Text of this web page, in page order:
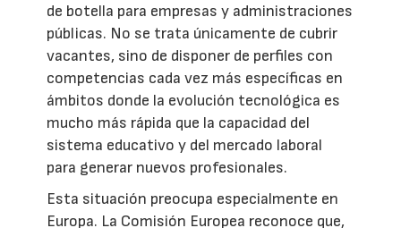
de botella para empresas y administraciones
públicas. No se trata únicamente de cubrir
vacantes, sino de disponer de perfiles con
competencias cada vez más específicas en
ámbitos donde la evolución tecnológica es
mucho más rápida que la capacidad del
sistema educativo y del mercado laboral
para generar nuevos profesionales.
Esta situación preocupa especialmente en
Europa. La Comisión Europea reconoce que,